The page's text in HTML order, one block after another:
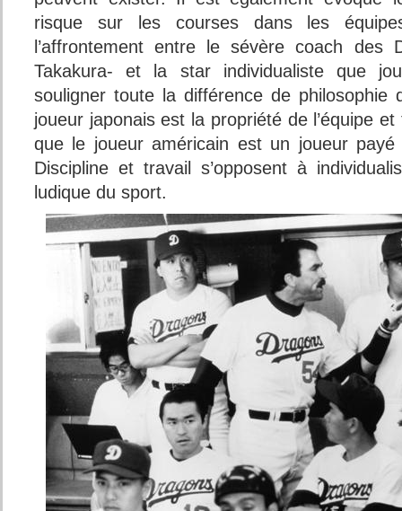
risque sur les courses dans les
l’affrontement entre le sévère coach des
Takakura- et la star individualiste que
souligner toute la différence de philosophie
joueur japonais est la propriété de l’équipe
que le joueur américain est un joueur
Discipline et travail s’opposent à
ludique du sport.